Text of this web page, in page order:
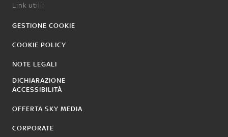
Link utili:
GESTIONE COOKIE
COOKIE POLICY
NOTE LEGALI
DICHIARAZIONE
ACCESSIBILITÀ
OFFERTA SKY MEDIA
CORPORATE